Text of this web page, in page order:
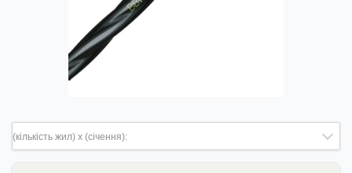
(кількість жил) х (січення):